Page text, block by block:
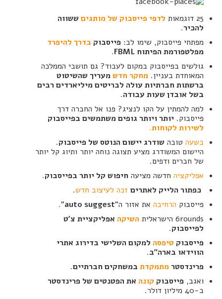
25 דוגמאות לדפי פייסבוק של מותגים ששווה
להכיר.
מפתחי פייסבוק, שימו לב: פייסבוק בדרך להיפרד
מפלטפורמת הפיתוח FBML
.
גולשים בפייסבוק במקום לעבוד? גם תושבי הממלכה
המאוחדת בעניין. מחקר חדשמעריך שהשיטוט
ברשתות חברתיות עולה לבריטים מיליארדים רבים
בשל אובדן שעות עבודה.
למה להמתין על הקו לנציג? פנו אל החברה דרך
פייסבוק. יותר ויותר גופים משתמשים בפייסבוק
לשירות לקוחות.
בשעהטובה שודרג יישום הנוטס של פייסבוק.
היישום המשודרג מציע תצוגה נוחה יותר ותיוג קל יותר
של חברים ודפים.
אפליקציהחדשה מציעה חיפוש קל יותר בפייסבוק.
כפתור הלייק לאתרים זכה לעיצוב חדש.
פייסבוק הרחיבהאת אזור ה"auto suggest
".
6rounds הישראלית
השיקה אפליקציית צ'ט
לפייסבוק.
פייסבוק טיפסה למקום השלישי בדירוג אתרי
הווידאו בארה"ב.
פרינדסטרמתמקדתבמשחקים חברתיים.
ואגב, פייסבוק קונה את הפטנטים של פרינדסטר
ב-40 מיליון דולר.